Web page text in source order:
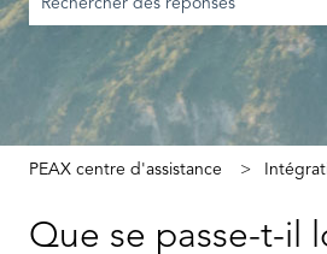
Il n'y a aucune suggestion car le
PEAX centre d'assistance
Que se passe-t-il